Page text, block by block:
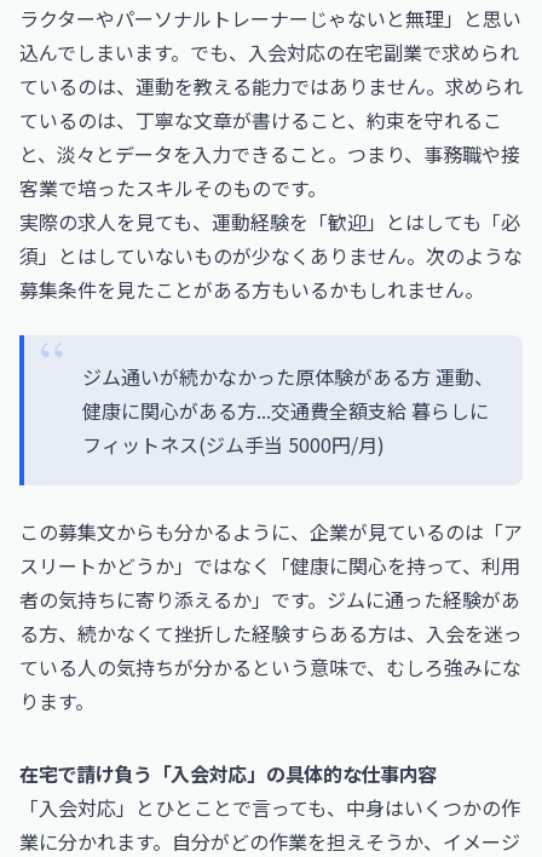
ラクターやパーソナルトレーナーじゃないと無理」と思い
込んでしまいます。でも、入会対応の在宅副業で求められ
ているのは、運動を教える能力ではありません。求められ
ているのは、丁寧な文章が書けること、約束を守れるこ
と、淡々とデータを入力できること。つまり、事務職や接
客業で培ったスキルそのものです。
実際の求人を見ても、運動経験を「歓迎」とはしても「必
須」とはしていないものが少なくありません。次のような
募集条件を見たことがある方もいるかもしれません。
ジム通いが続かなかった原体験がある方 運動、
健康に関心がある方...交通費全額支給 暮らしに
フィットネス(ジム手当 5000円/月)
この募集文からも分かるように、企業が見ているのは「ア
スリートかどうか」ではなく「健康に関心を持って、利用
者の気持ちに寄り添えるか」です。ジムに通った経験があ
る方、続かなくて挫折した経験すらある方は、入会を迷っ
ている人の気持ちが分かるという意味で、むしろ強みにな
ります。
在宅で請け負う「入会対応」の具体的な仕事内容
「入会対応」とひとことで言っても、中身はいくつかの作
業に分かれます。自分がどの作業を担えそうか、イメージ